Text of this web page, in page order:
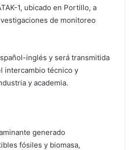
1, ubicado en Portillo, a
de monitoreo
inglés y será transmitida
intercambio técnico y
y academia.
generado
fósiles y biomasa,